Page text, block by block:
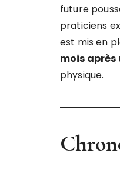
future
praticiens
est mis en
mois après
physique.